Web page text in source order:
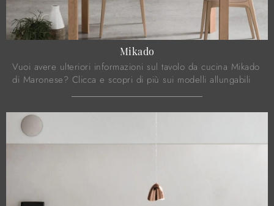
Mikado
Vuoi avere ulteriori informazioni sul tavolo da cucina Mikado
di Maronese? Clicca e scopri di più sui modelli allungabili